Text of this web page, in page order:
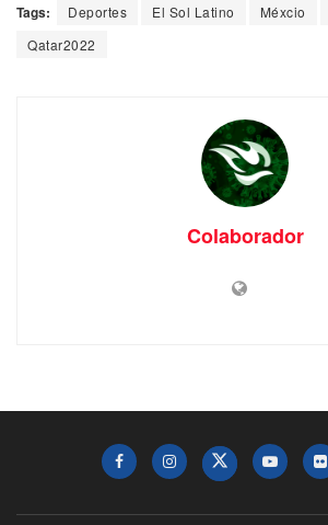
Tags: Deportes El Sol Latino Méxcio
Qatar2022
Colaborador